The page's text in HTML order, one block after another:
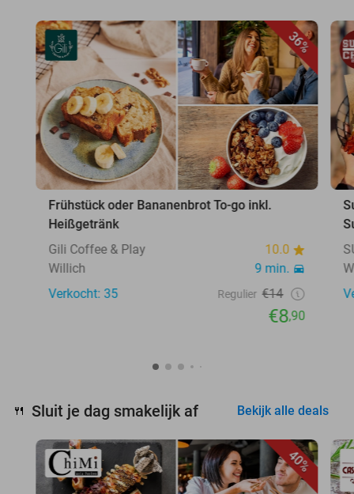
36%
Frühstück oder Bananenbrot To-go inkl.
Heißgetränk
Gili Coffee & Play
10.0
Willich
9 min.
Verkocht: 35
Regulier €14
€8,90
🍴 Sluit je dag smakelijk af Bekijk alle deals
40%